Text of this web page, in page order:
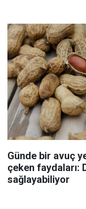
Günde bir avuç
çeken faydaları:
sağlayabiliyor